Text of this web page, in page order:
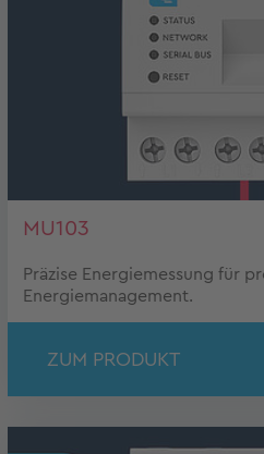
MU103
Präzise Energiemessung für
Energiemanagement.
ZUM PRODUKT